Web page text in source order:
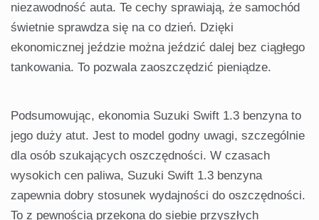
niezawodność auta. Te cechy sprawiają, że samochód
świetnie sprawdza się na co dzień. Dzięki
ekonomicznej jeździe można jeździć dalej bez ciągłego
tankowania. To pozwala zaoszczędzić pieniądze.
Podsumowując, ekonomia Suzuki Swift 1.3 benzyna to
jego duży atut. Jest to model godny uwagi, szczególnie
dla osób szukających oszczędności. W czasach
wysokich cen paliwa, Suzuki Swift 1.3 benzyna
zapewnia dobry stosunek wydajności do oszczędności.
To z pewnością przekona do siebie przyszłych